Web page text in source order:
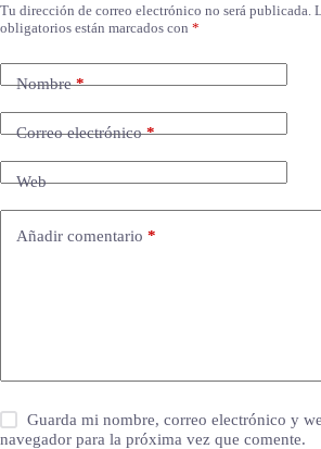
Tu dirección de correo electrónico no será publicada.
obligatorios están marcados con *
Nombre*
Correo electrónico*
Web
Añadir comentario *
Guarda mi nombre, correo electrónico y
navegador para la próxima vez que comente.